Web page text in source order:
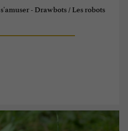
- Drawbots / Les robots